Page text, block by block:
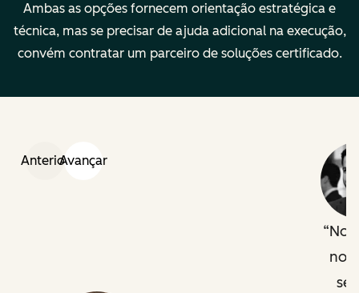
configuração de
equipe e
gerenciamento
Modalidade:
Ambas as opções fornecem orientação estratégica e
técnica, mas se precisar de ajuda adicional na execução,
convém contratar um parceiro de soluções certificado.
AnteriorAvançar
no
se